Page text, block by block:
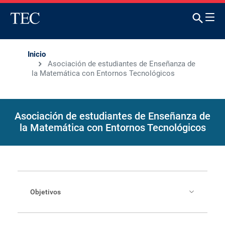
Inicio
Asociación de estudiantes de Enseñanza de
la Matemática con Entornos Tecnológicos
Asociación de estudiantes de Enseñanza de
la Matemática con Entornos Tecnológicos
Objetivos